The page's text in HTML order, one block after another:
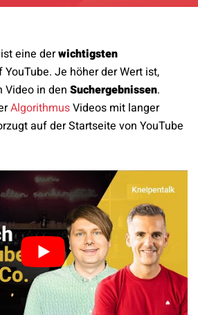
ist eine derwichtigsten
YouTube. Je höher der Wert ist,
Video in den Suchergebnissen.
AlgorithmusVideos mit langer
auf der Startseite von YouTube